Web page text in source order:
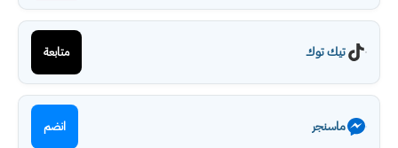
تيك توك متابعة
ماسنجر انضم